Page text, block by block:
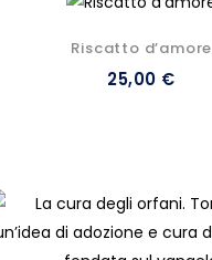
Riscatto d’amore
25,00 €